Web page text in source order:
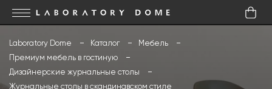
Laboratory Dome Каталог
Мебель
Премиум мебель в гостиную
Дизайнерские журнальные столы
Журнальные столы в скандинавском стиле